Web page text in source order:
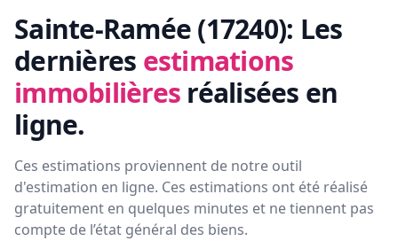
Sainte-Ramée (17240): Les
dernières estimations
immobilières réalisées en
ligne.
Ces estimations proviennent de notre outil
d'estimation en ligne. Ces estimations ont été réalisé
gratuitement en quelques minutes et ne tiennent pas
compte de l’état général des biens.